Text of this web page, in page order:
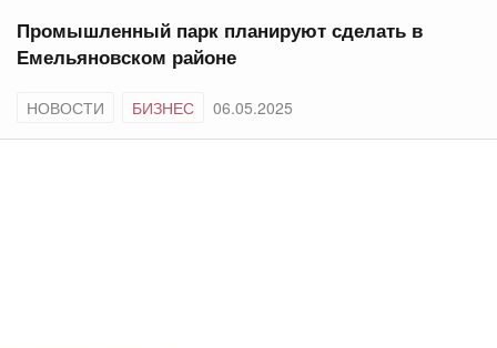
Промышленный парк планируют сделать в
Емельяновском районе
НОВОСТИ БИЗНЕС 06.05.2025